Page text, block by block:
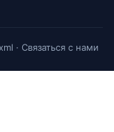
· Связаться с нами